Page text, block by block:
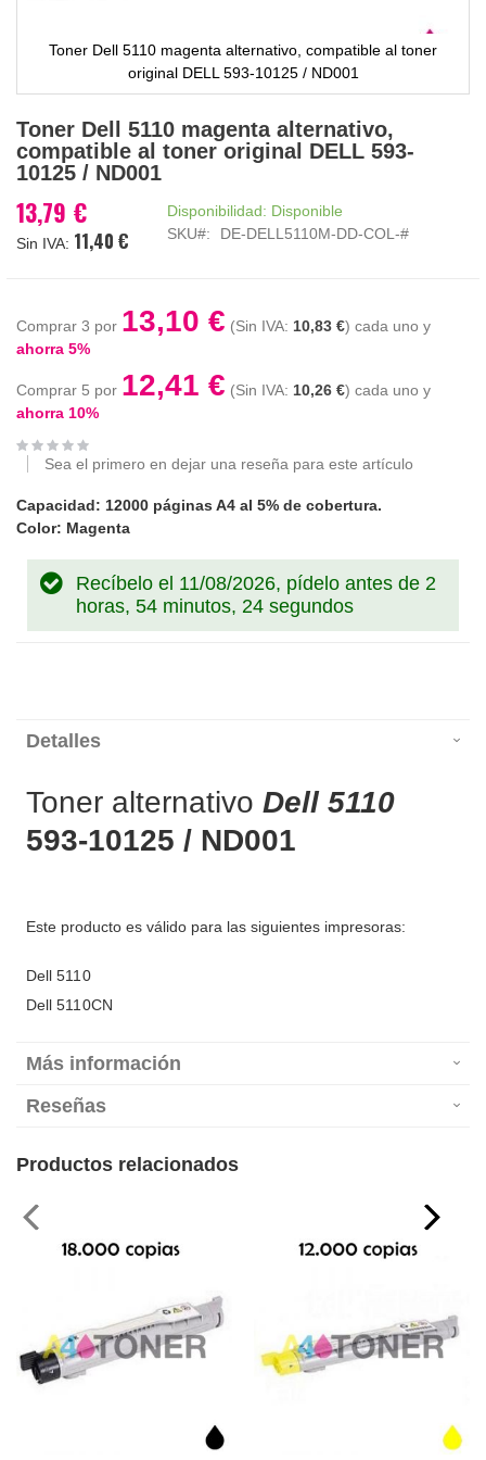
Toner Dell 5110 magenta alternativo, compatible al toner
original DELL 593-10125 / ND001
al
comienzo
de
galería
de
Toner Dell 5110 magenta alternativo,
compatible al toner original DELL 593-
10125 / ND001
13,79 €
11,40 €
Disponibilidad: Disponible
SKU
DE-DELL5110M-DD-COL-#
Comprar 3 por 13,10 € 10,83 € cada uno y
ahorra 5%
Comprar 5 por 12,41 € 10,26 € cada uno y
ahorra 10%
Sea el primero en dejar una reseña para este artículo
Capacidad: 12000 páginas A4 al 5% de cobertura.
Color: Magenta
Recíbelo el 11/08/2026, pídelo antes de 2
horas, 54 minutos, 24 segundos
Detalles
Toner alternativo Dell 5110
593-10125 / ND001
Este producto es válido para las siguientes impresoras:
Dell 5110
Dell 5110CN
Más información
Reseñas
Productos relacionados